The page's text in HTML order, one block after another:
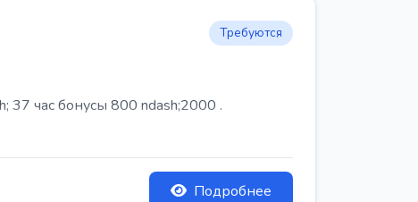
Требуются
37 час бонусы 800 ndash;2000 .
Подробнее